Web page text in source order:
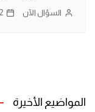
السؤال الآن
المواضيع الأخيرة